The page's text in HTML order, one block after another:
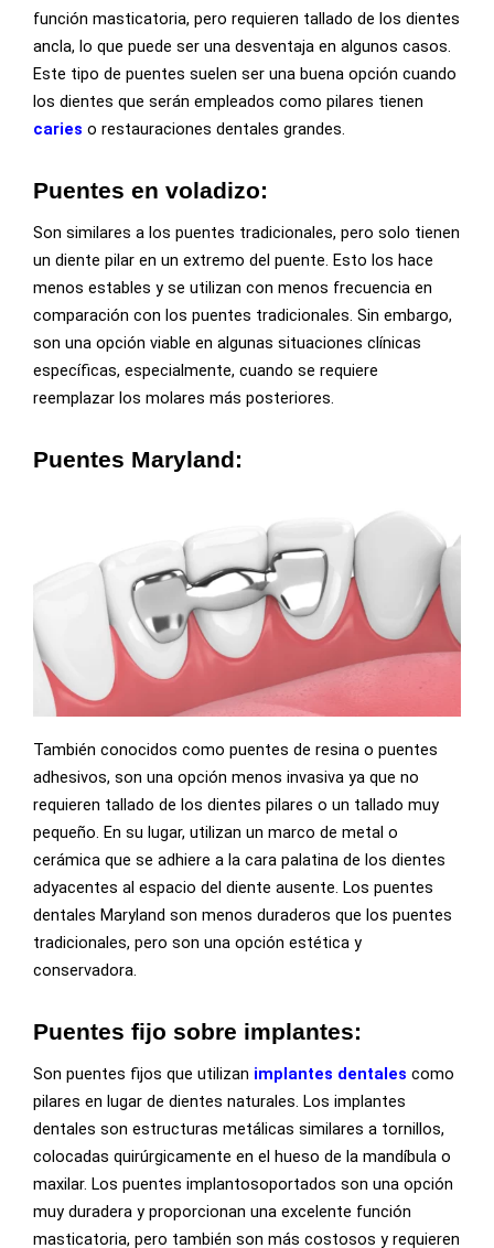
función masticatoria, pero requieren tallado de los dientes
ancla, lo que puede ser una desventaja en algunos casos.
Este tipo de puentes suelen ser una buena opción cuando
los dientes que serán empleados como pilares tienen
caries o restauraciones dentales grandes.
Puentes en voladizo:
Son similares a los puentes tradicionales, pero solo tienen
un diente pilar en un extremo del puente. Esto los hace
menos estables y se utilizan con menos frecuencia en
comparación con los puentes tradicionales. Sin embargo,
son una opción viable en algunas situaciones clínicas
específicas, especialmente, cuando se requiere
reemplazar los molares más posteriores.
Puentes Maryland:
También conocidos como puentes de resina o puentes
adhesivos, son una opción menos invasiva ya que no
requieren tallado de los dientes pilares o un tallado muy
pequeño. En su lugar, utilizan un marco de metal o
cerámica que se adhiere a la cara palatina de los dientes
adyacentes al espacio del diente ausente. Los puentes
dentales Maryland son menos duraderos que los puentes
tradicionales, pero son una opción estética y
conservadora.
Puentes fijo sobre implantes:
Son puentes fijos que utilizan implantes dentales como
pilares en lugar de dientes naturales. Los implantes
dentales son estructuras metálicas similares a tornillos,
colocadas quirúrgicamente en el hueso de la mandíbula o
maxilar. Los puentes implantosoportados son una opción
muy duradera y proporcionan una excelente función
masticatoria, pero también son más costosos y requieren